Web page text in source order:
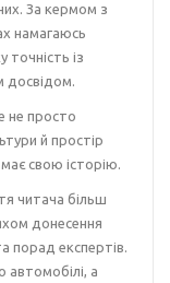
За кермом з
намагаюсь
точність із
досвідом.
не просто
й простір
свою історію.
читача більш
донесення
порад експертів.
автомобілі, а